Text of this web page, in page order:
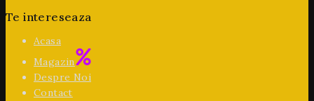
Te intereseaza
Acasa
Magazin
Despre Noi
Contact